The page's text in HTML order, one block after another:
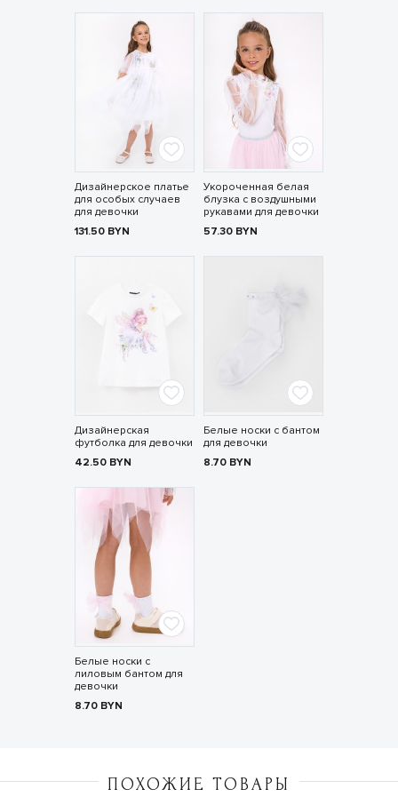
Дизайнерское платье
для особых случаев
для девочки
131.50 BYN
Укороченная белая
блузка с воздушными
рукавами для девочки
57.30 BYN
Дизайнерская
футболка для девочки
42.50 BYN
Белые носки с бантом
для девочки
8.70 BYN
Белые носки с
лиловым бантом для
девочки
8.70 BYN
ПОХОЖИЕ ТОВАРЫ